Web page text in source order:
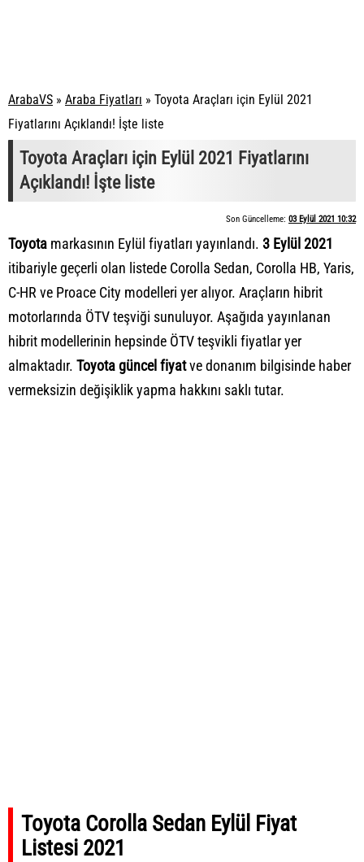
ArabaVS » Araba Fiyatları » Toyota Araçları için Eylül 2021
Fiyatlarını Açıklandı! İşte liste
Toyota Araçları için Eylül 2021 Fiyatlarını
Açıklandı! İşte liste
Son Güncelleme: 03 Eylül 2021 10:32
Toyota markasının Eylül fiyatları yayınlandı. 3 Eylül 2021
itibariyle geçerli olan listede Corolla Sedan, Corolla HB, Yaris,
C-HR ve Proace City modelleri yer alıyor. Araçların hibrit
motorlarında ÖTV teşviği sunuluyor. Aşağıda yayınlanan
hibrit modellerinin hepsinde ÖTV teşvikli fiyatlar yer
almaktadır. Toyota güncel fiyatve donanım bilgisinde haber
vermeksizin değişiklik yapma hakkını saklı tutar.
Toyota Corolla Sedan Eylül Fiyat
Listesi 2021